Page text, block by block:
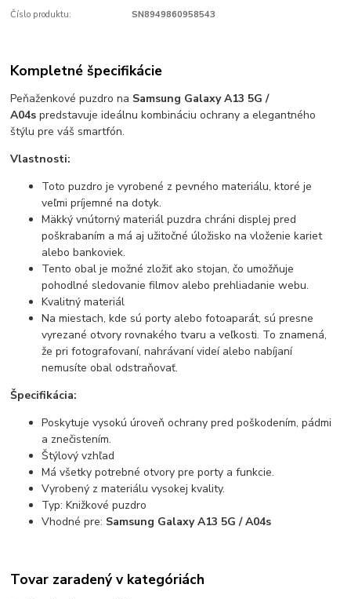
Číslo produktu: SN8949860958543
Kompletné špecifikácie
Peňaženkové puzdro na Samsung Galaxy A13 5G /
A04s predstavuje ideálnu kombináciu ochrany a elegantného
štýlu pre váš smartfón.
Vlastnosti:
Toto puzdro je vyrobené z pevného materiálu, ktoré je
veľmi príjemné na dotyk.
Mäkký vnútorný materiál puzdra chráni displej pred
poškrabaním a má aj užitočné úložisko na vloženie kariet
alebo bankoviek.
Tento obal je možné zložiť ako stojan, čo umožňuje
pohodlné sledovanie filmov alebo prehliadanie webu.
Kvalitný materiál
Na miestach, kde sú porty alebo fotoaparát, sú presne
vyrezané otvory rovnakého tvaru a veľkosti. To znamená,
že pri fotografovaní, nahrávaní videí alebo nabíjaní
nemusíte obal odstraňovať.
Špecifikácia:
Poskytuje vysokú úroveň ochrany pred poškodením, pádmi
a znečistením.
Štýlový vzhľad
Má všetky potrebné otvory pre porty a funkcie.
Vyrobený z materiálu vysokej kvality.
Typ: Knižkové puzdro
Vhodné pre: Samsung Galaxy A13 5G / A04s
Tovar zaradený v kategóriách